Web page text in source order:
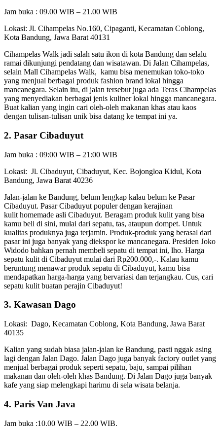
Jam buka : 09.00 WIB – 21.00 WIB
Lokasi: Jl. Cihampelas No.160, Cipaganti, Kecamatan Coblong,
Kota Bandung, Jawa Barat 40131
Cihampelas Walk jadi salah satu ikon di kota Bandung dan selalu
ramai dikunjungi pendatang dan wisatawan. Di Jalan Cihampelas,
selain Mall Cihampelas Walk, kamu bisa menemukan toko-toko
yang menjual berbagai produk fashion brand lokal hingga
mancanegara. Selain itu, di jalan tersebut juga ada Teras Cihampelas
yang menyediakan berbagai jenis kuliner lokal hingga mancanegara.
Buat kalian yang ingin cari oleh-oleh makanan khas atau kaos
dengan tulisan-tulisan unik bisa datang ke tempat ini ya.
2. Pasar Cibaduyut
Jam buka : 09:00 WIB – 21:00 WIB
Lokasi: Jl. Cibaduyut, Cibaduyut, Kec. Bojongloa Kidul, Kota
Bandung, Jawa Barat 40236
Jalan-jalan ke Bandung, belum lengkap kalau belum ke Pasar
Cibaduyut. Pasar Cibaduyut populer dengan kerajinan
kulit homemade asli Cibaduyut. Beragam produk kulit yang bisa
kamu beli di sini, mulai dari sepatu, tas, ataupun dompet. Untuk
kualitas produknya juga terjamin. Produk-produk yang berasal dari
pasar ini juga banyak yang diekspor ke mancanegara. Presiden Joko
Widodo bahkan pernah membeli sepatu di tempat ini, lho. Harga
sepatu kulit di Cibaduyut mulai dari Rp200.000,-. Kalau kamu
beruntung menawar produk sepatu di Cibaduyut, kamu bisa
mendapatkan harga-harga yang bervariasi dan terjangkau. Cus, cari
sepatu kulit buatan perajin Cibaduyut!
3. Kawasan Dago
Lokasi: Dago, Kecamatan Coblong, Kota Bandung, Jawa Barat
40135
Kalian yang sudah biasa jalan-jalan ke Bandung, pasti nggak asing
lagi dengan Jalan Dago. Jalan Dago juga banyak factory outlet yang
menjual berbagai produk seperti sepatu, baju, sampai pilihan
makanan dan oleh-oleh khas Bandung. Di Jalan Dago juga banyak
kafe yang siap melengkapi harimu di sela wisata belanja.
4. Paris Van Java
Jam buka :10.00 WIB – 22.00 WIB.